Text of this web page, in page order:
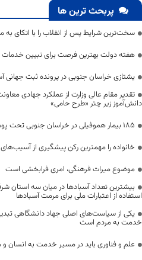
پربحث ترین ها
سخت‌ترین شرایط پس از انقلاب را با اتکای
هفته دولت بهترین فرصت برای تبیین
یشتازی خراسان جنوبی در پرونده ثبت جهانی
دانش‌آموز زیر چتر «طرح حامی»
۱۸۵ بیمار هموفیلی در خراسان جنوبی تحت پوشش خدمات بیمه سلامت قرار دارند
خانواده را مهمترین رکن پیشگیری از
موضوع میراث فرهنگی، امری فرابخشی است
بیشترین تعداد آسبادها در میان سه استان
استفاده از اعتبارات ملی برای مرمت آسبادها
یکی از سیاست‌های اصلی جهاد دانشگاهی
خدمت به مردم است
علم و فناوری باید در مسیر خدمت به انسان و